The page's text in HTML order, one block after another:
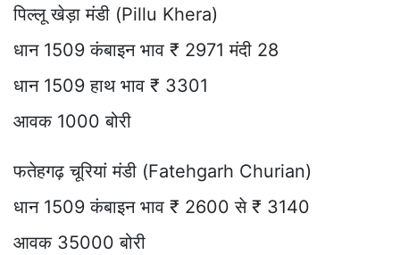
पिल्लू खेड़ा मंडी (Pillu Khera)
धान 1509 कंबाइन भाव ₹ 2971 मंदी 28
धान 1509 हाथ भाव ₹ 3301
आवक 1000 बोरी
फतेहगढ़ चूरियां मंडी (Fatehgarh Churian)
धान 1509 कंबाइन भाव ₹ 2600 से ₹ 3140
आवक 35000 बोरी